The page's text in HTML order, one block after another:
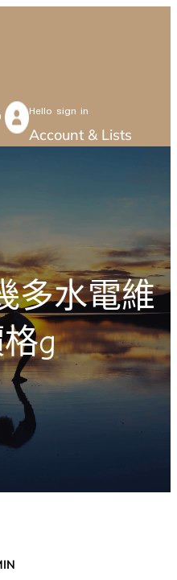
Hello sign in
Account & Lists
多水電維
g